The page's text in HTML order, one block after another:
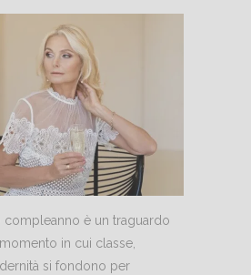
compleanno è un traguardo
in cui classe,
si fondono per